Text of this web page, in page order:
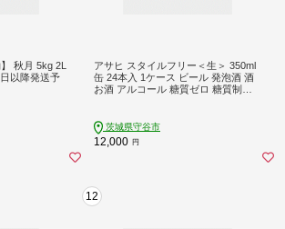
秋月 5kg 2L
以降発送予
アサヒ スタイルフリー＜生＞ 350ml
缶 24本入 1ケース ビール 発泡酒 酒
お酒 アルコール 糖質ゼロ 糖質制限
茨城県守谷市
12,000 円
12